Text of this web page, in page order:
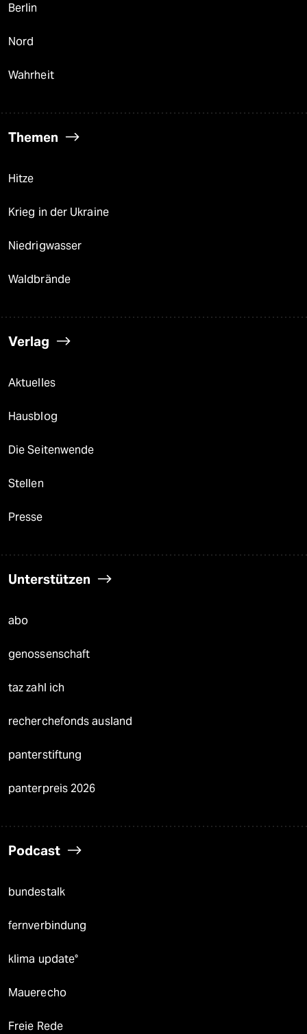
Berlin
Nord
Wahrheit
Themen
Hitze
Krieg in der Ukraine
Niedrigwasser
Waldbrände
Verlag
Aktuelles
Hausblog
Die Seitenwende
Stellen
Presse
Unterstützen
abo
genossenschaft
taz zahl ich
recherchefonds ausland
panterstiftung
panterpreis 2026
Podcast
bundestalk
fernverbindung
klima update°
Mauerecho
Freie Rede